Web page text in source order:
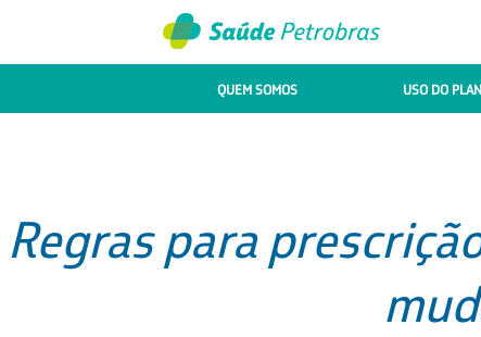
QUEM SOMOS USO DO
Regras para